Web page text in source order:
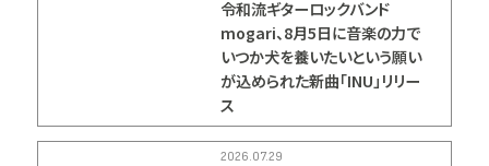
令和流ギターロックバンド
mogari、8月5日に音楽の力で
いつか犬を養いたいという願い
が込められた新曲「INU」リリー
ス
2026.07.29